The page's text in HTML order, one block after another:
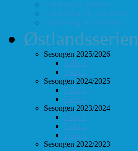
FolloLyn 22. oktober
FolloHurtig 24. september
FolloHurtig 10. desember
Østlandsserien
Sesongen 2025/2026
Follo 1
Follo 2
Sesongen 2024/2025
Follo 1
Follo 2
Sesongen 2023/2024
Follo 1
Follo 2
Follo 3
Sesongen 2022/2023